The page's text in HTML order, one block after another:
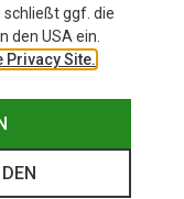
ggf. die
den USA ein.
Privacy Site.